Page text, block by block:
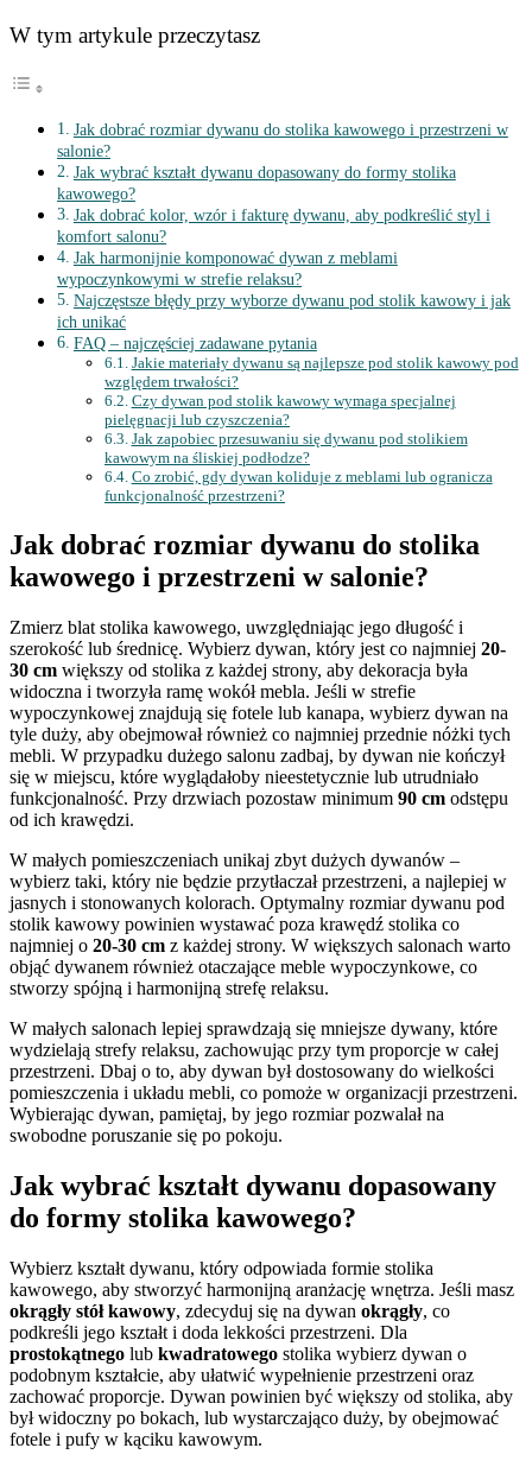
W tym artykule przeczytasz
Jak dobrać rozmiar dywanu do stolika kawowego i przestrzeni w
salonie?
Jak wybrać kształt dywanu dopasowany do formy stolika
kawowego?
Jak dobrać kolor, wzór i fakturę dywanu, aby podkreślić styl i
komfort salonu?
Jak harmonijnie komponować dywan z meblami
wypoczynkowymi w strefie relaksu?
Najczęstsze błędy przy wyborze dywanu pod stolik kawowy i jak
ich unikać
FAQ – najczęściej zadawane pytania
Jakie materiały dywanu są najlepsze pod stolik kawowy pod
względem trwałości?
Czy dywan pod stolik kawowy wymaga specjalnej
pielęgnacji lub czyszczenia?
Jak zapobiec przesuwaniu się dywanu pod stolikiem
kawowym na śliskiej podłodze?
Co zrobić, gdy dywan koliduje z meblami lub ogranicza
funkcjonalność przestrzeni?
Jak dobrać rozmiar dywanu do stolika
kawowego i przestrzeni w salonie?
Zmierz blat stolika kawowego, uwzględniając jego długość i
szerokość lub średnicę. Wybierz dywan, który jest co najmniej 20-
30 cm większy od stolika z każdej strony, aby dekoracja była
widoczna i tworzyła ramę wokół mebla. Jeśli w strefie
wypoczynkowej znajdują się fotele lub kanapa, wybierz dywan na
tyle duży, aby obejmował również co najmniej przednie nóżki tych
mebli. W przypadku dużego salonu zadbaj, by dywan nie kończył
się w miejscu, które wyglądałoby nieestetycznie lub utrudniało
funkcjonalność. Przy drzwiach pozostaw minimum 90 cm odstępu
od ich krawędzi.
W małych pomieszczeniach unikaj zbyt dużych dywanów –
wybierz taki, który nie będzie przytłaczał przestrzeni, a najlepiej w
jasnych i stonowanych kolorach. Optymalny rozmiar dywanu pod
stolik kawowy powinien wystawać poza krawędź stolika co
najmniej o 20-30 cm z każdej strony. W większych salonach warto
objąć dywanem również otaczające meble wypoczynkowe, co
stworzy spójną i harmonijną strefę relaksu.
W małych salonach lepiej sprawdzają się mniejsze dywany, które
wydzielają strefy relaksu, zachowując przy tym proporcje w całej
przestrzeni. Dbaj o to, aby dywan był dostosowany do wielkości
pomieszczenia i układu mebli, co pomoże w organizacji przestrzeni.
Wybierając dywan, pamiętaj, by jego rozmiar pozwalał na
swobodne poruszanie się po pokoju.
Jak wybrać kształt dywanu dopasowany
do formy stolika kawowego?
Wybierz kształt dywanu, który odpowiada formie stolika
kawowego, aby stworzyć harmonijną aranżację wnętrza. Jeśli masz
okrągły stół kawowy, zdecyduj się na dywan okrągły, co
podkreśli jego kształt i doda lekkości przestrzeni. Dla
prostokątnego lub kwadratowego stolika wybierz dywan o
podobnym kształcie, aby ułatwić wypełnienie przestrzeni oraz
zachować proporcje. Dywan powinien być większy od stolika, aby
był widoczny po bokach, lub wystarczająco duży, by obejmować
fotele i pufy w kąciku kawowym.